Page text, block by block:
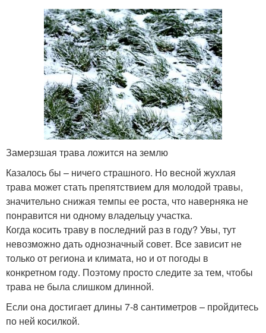
Замерзшая трава ложится на землю
Казалось бы – ничего страшного. Но весной жухлая
трава может стать препятствием для молодой травы,
значительно снижая темпы ее роста, что наверняка не
понравится ни одному владельцу участка.
Когда косить траву в последний раз в году? Увы, тут
невозможно дать однозначный совет. Все зависит не
только от региона и климата, но и от погоды в
конкретном году. Поэтому просто следите за тем, чтобы
трава не была слишком длинной.
Если она достигает длины 7-8 сантиметров – пройдитесь
по ней косилкой.